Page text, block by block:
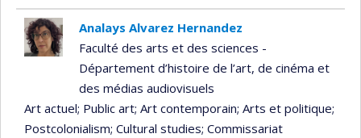
Analays Alvarez Hernandez
Faculté des arts et des sciences -
Département d’histoire de l’art, de cinéma et
des médias audiovisuels
Art actuel; Public art; Art contemporain; Arts et politique;
Postcolonialism; Cultural studies; Commissariat